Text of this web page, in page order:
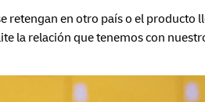
retengan en otro país o el producto
la relación que tenemos con